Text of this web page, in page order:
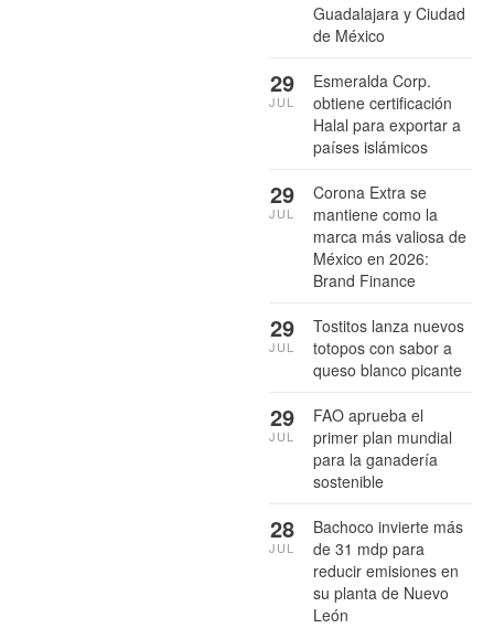
Guadalajara y Ciudad
de México
Esmeralda Corp.
obtiene certificación
Halal para exportar a
países islámicos
29
JUL
Corona Extra se
mantiene como la
marca más valiosa de
México en 2026:
Brand Finance
29
JUL
Tostitos lanza nuevos
totopos con sabor a
queso blanco picante
29
JUL
FAO aprueba el
primer plan mundial
para la ganadería
sostenible
29
JUL
Bachoco invierte más
de 31 mdp para
reducir emisiones en
su planta de Nuevo
León
28
JUL